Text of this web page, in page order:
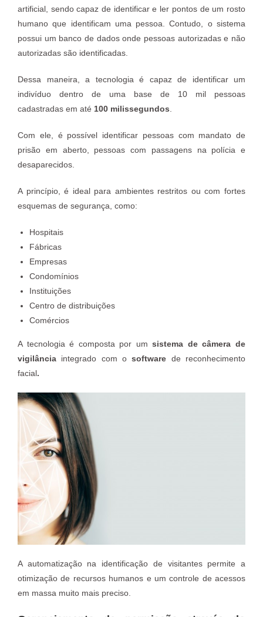
artificial, sendo capaz de identificar e ler pontos de um rosto
humano que identificam uma pessoa. Contudo, o sistema
possui um banco de dados onde pessoas autorizadas e não
autorizadas são identificadas.
Dessa maneira, a tecnologia é capaz de identificar um
indivíduo dentro de uma base de 10 mil pessoas
cadastradas em até 100 milissegundos.
Com ele, é possível identificar pessoas com mandato de
prisão em aberto, pessoas com passagens na polícia e
desaparecidos.
A princípio, é ideal para ambientes restritos ou com fortes
esquemas de segurança, como:
Hospitais
Fábricas
Empresas
Condomínios
Instituições
Centro de distribuições
Comércios
A tecnologia é composta por umsistema de câmera de
vigilância integrado com osoftware de reconhecimento
facial.
A automatização na identificação de visitantes permite a
otimização de recursos humanos e um controle de acessos
em massa muito mais preciso.